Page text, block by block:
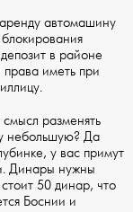
автомашину
в районе
иметь при
разменять
небольшую? Да
у вас примут
Динары нужны
50 динар, что
Боснии и